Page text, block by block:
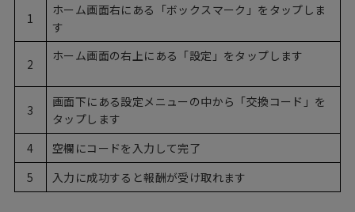
1
ホーム画面右にある「ボックスマーク」をタップしま
す
2
ホーム画面の右上にある「設定」をタップします
3
画面下にある設定メニューの中から「交換コード」を
タップします
4
空欄にコードを入力して完了
5
入力に成功すると報酬が受け取れます